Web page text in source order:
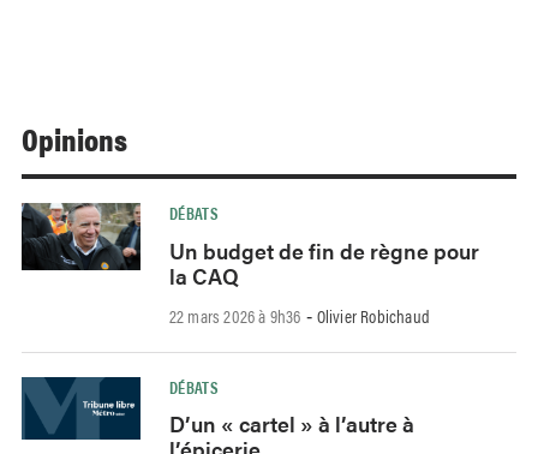
Opinions
DÉBATS
Un budget de fin de règne pour
la CAQ
22 mars 2026 à 9h36 - Olivier Robichaud
DÉBATS
D’un « cartel » à l’autre à